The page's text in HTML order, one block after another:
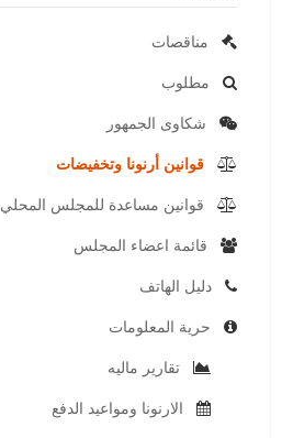
مناقصات
مطلوب
شكاوى الجمهور
قوانين أرنونا وتخفيضات
قوانين مساعدة للمجلس المحلي
قائمة اعضاء المجلس
دليل الهاتف
حرية المعلومات
تقارير ماليه
الارنونا ومواعيد الدفع